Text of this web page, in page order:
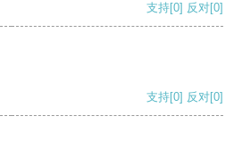
支持[0] 反对[0]
支持[0] 反对[0]